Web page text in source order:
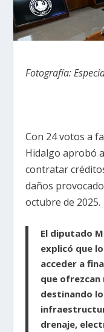
Fotografía:
Con 24 votos a
Hidalgo aprobó
contratar
daños
octubre de 2025.
El diputado
explicó que
acceder a
que ofrezcan
destinando
drenaje,